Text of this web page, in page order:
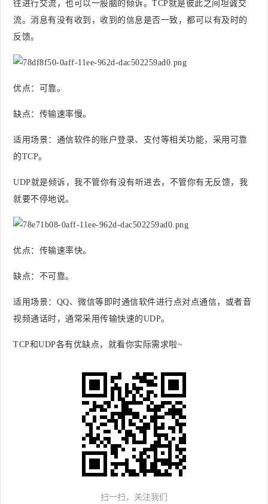
往进行交流，也可以一股脑的倾诉。TCP就是彼此之间坦诚交
流。消息有没有收到，收到的信息是否一致，都可以有及时的
反馈。
优点 ：可靠。
缺点 ：传输速率慢。
适用场景：通信软件的账户登录、支付等相关功能，采用可靠
的TCP。
UDP就是倾诉，我不管你有没有听进去，不管你有无反馈，我
就要不停地说。
优点 ：传输速率快。
缺点 ：不可靠。
适用场景：QQ、微信等即时通信软件进行点对点通信，或者音
视频通话时，通常采用传输快速的UDP。
TCP和UDP各有优缺点，就看你实际需求啦~
扫一扫，关注我们